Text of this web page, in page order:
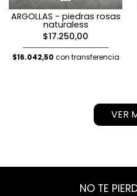
ARGOLLAS - piedras rosas
naturaless
$17.250,00
$16.042,50 con transferencia
VER
NO TE